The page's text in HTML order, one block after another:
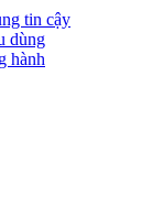
tin cậy
dùng
hành